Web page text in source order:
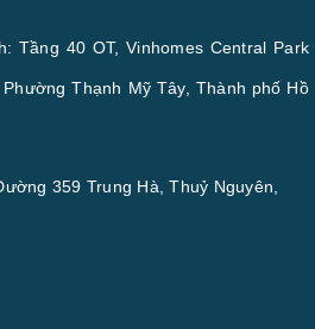
Tầng 40 OT, Vinhomes Central Park
Thạnh Mỹ Tây, Thành phố Hồ
359 Trung Hà, Thuỷ Nguyên,